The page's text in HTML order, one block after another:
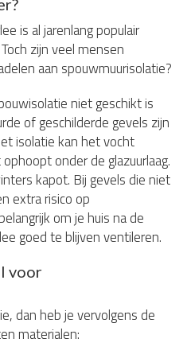
is al jarenlang populair
zijn veel mensen
aan spouwmuurisolatie?
niet geschikt is
of geschilderde gevels zijn
isolatie kan het vocht
onder de glazuurlaag.
kapot. Bij gevels die niet
extra risico op
om je huis na de
goed te blijven ventileren.
voor
dan heb je vervolgens de
materialen: